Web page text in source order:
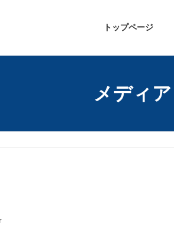
トップページ
メディア